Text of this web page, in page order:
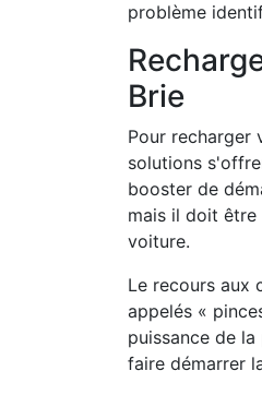
problème
Brie
Pour recharger
solutions
booster de
mais il doit être
voiture.
Le recours aux
appelés «
puissance de
faire démarrer